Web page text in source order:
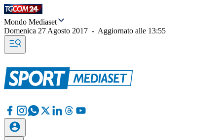
Mondo Mediaset
Domenica 27 Agosto 2017 - Aggiornato alle 13:55